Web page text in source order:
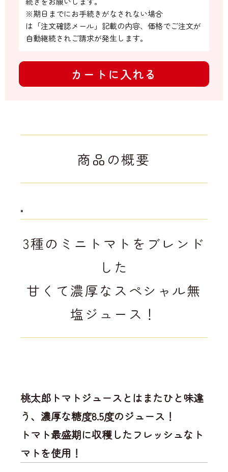
※期日までにお手続きがなされない場合
は「注文確認メール」記載の内容、価格でご注文が
自動継続されご請求が発生します。
カートに入れる
商品の概要
"
3種のミニトマトをブレンド
した
甘くて濃厚なスペシャル無
塩ジュース！
桃太郎トマトジュースとはまたひと味違
う、濃厚な糖度8.5度のジュース！
トマト最盛期に収穫したフレッシュなト
マトを使用！